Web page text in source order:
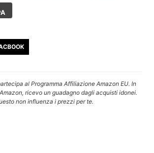
al Programma Affiliazione Amazon EU. In
ricevo un guadagno dagli acquisti idonei.
non influenza i prezzi per te.